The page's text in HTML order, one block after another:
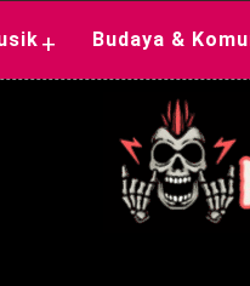
+ Budaya &